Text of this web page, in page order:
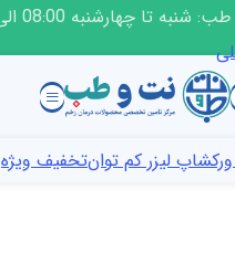
تا چهارشنبه 08:00 الی 18:00
لیزر کم توانتخفیف ویژه